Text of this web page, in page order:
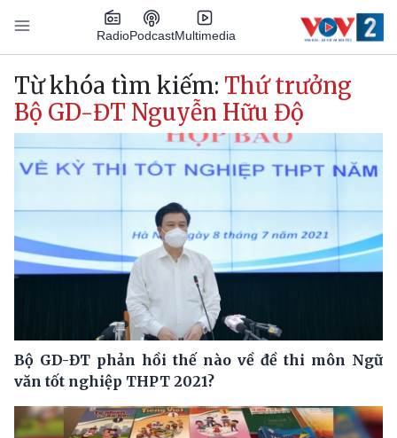
Nhảy đến nội dung
RadioPodcastMultimedia
Main navigation
Từ khóa tìm kiếm: Thứ trưởng
Bộ GD-ĐT Nguyễn Hữu Độ
Bộ GD-ĐT phản hồi thế nào về đề thi môn Ngữ
văn tốt nghiệp THPT 2021?